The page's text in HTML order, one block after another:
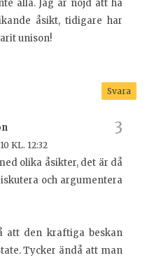
alla. Jag är nöjd att ha
åsikt, tidigare har
unison!
Svara
KL. 12:32
olika åsikter, det är då
och argumentera
att den kraftiga beskan
Tycker ändå att man